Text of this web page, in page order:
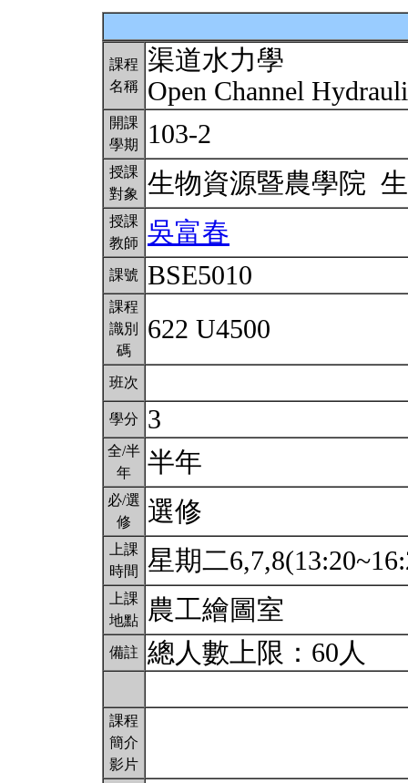
課程
名稱
渠道水力學
Open Channel
開課
學期
103-2
授課
對象
生物資源暨農學院
授課
教師
吳富春
課號 BSE5010
課程
識別
碼
622 U4500
班次
學分 3
全/半
年
半年
必/選
修
選修
上課
時間
星期二
上課
地點
農工繪圖室
備註 總人數上限：60人
課程
簡介
影片